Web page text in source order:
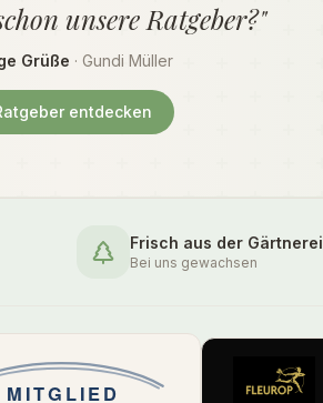
unsere Ratgeber?"
Grüße · Gundi Müller
entdecken
Frisch aus der Gärtnerei
Bei uns gewachsen